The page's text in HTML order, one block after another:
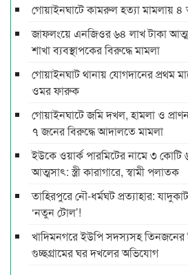
গোয়াইনঘাটে কামরুল হত্যা মামলায় ৪
জাফলংয়ে এনজিওর ৬৪ লাখ টাকা
শাখা ব্যবস্থাপকের বিরুদ্ধে মামলা
গোয়াইনঘাট থানায় যোগদানের প্রথম
ওমর ফারুক
গোয়াইনঘাটে জমি দখল, হামলা ও
৭ জনের বিরুদ্ধে আদালতে মামলা
ইউকে ওয়ার্ক পারমিটের নামে ৩ কোটি
আত্মসাৎ: স্ত্রী কারাগারে, স্বামী পলাতক
তাহিরপুরে নৌ-ধর্মঘট প্রত্যাহার:
‘নতুন টোল’!
খাদিমনগরে ইউপি সদস্যসহ তিনজনের
গুচ্ছগ্রামের ঘর দখলের অভিযোগ